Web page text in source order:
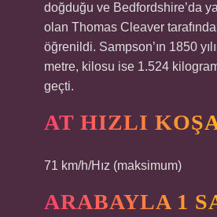
doğduğu ve Bedfordshire’da
olan Thomas Cleaver
öğrenildi. Sampson’ın 1850
metre, kilosu ise 1.524
geçti.
AT HIZLI
71 km/h/Hız (maksimum)
ARABAYLA 1